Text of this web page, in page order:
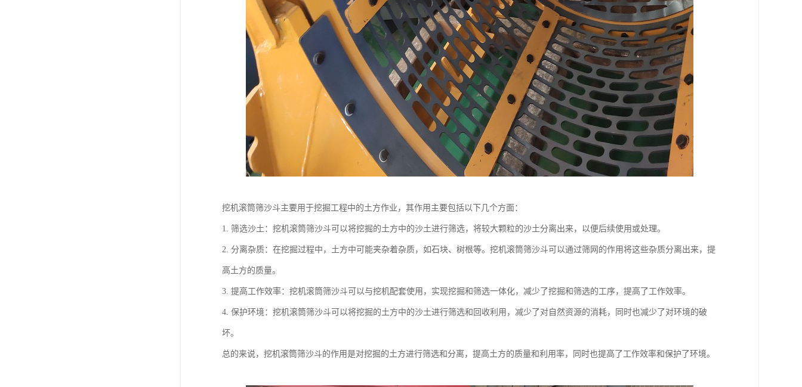
挖机滚筒筛沙斗主要用于挖掘工程中的土方作业，其作用主要包括以下几个方面：
1. 筛选沙土：挖机滚筒筛沙斗可以将挖掘的土方中的沙土进行筛选，将较大颗粒的沙土分离出来，以便后续使用或处理。
2. 分离杂质：在挖掘过程中，土方中可能夹杂着杂质，如石块、树根等。挖机滚筒筛沙斗可以通过筛网的作用将这些杂质分离出来，提
高土方的质量。
3. 提高工作效率：挖机滚筒筛沙斗可以与挖机配套使用，实现挖掘和筛选一体化，减少了挖掘和筛选的工序，提高了工作效率。
4. 保护环境：挖机滚筒筛沙斗可以将挖掘的土方中的沙土进行筛选和回收利用，减少了对自然资源的消耗，同时也减少了对环境的破
坏。
总的来说，挖机滚筒筛沙斗的作用是对挖掘的土方进行筛选和分离，提高土方的质量和利用率，同时也提高了工作效率和保护了环境。